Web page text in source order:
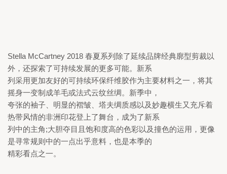
Stella McCartney 2018 春夏系列除了延续品牌经典廓型剪裁以
外，还探索了可持续发展的更多可能。新系
列采用更加友好的可持续环保纤维胶作为主要材料之一，将其
摇身一变制成羊毛或法式云纹丝绸。新季中，
夸张的袖子、明显的褶皱、塔夫绸质感以及妙趣横生又充斥着
热带风情的非洲印花登上了舞台，成为了新系
列中的主角;大胆夺目且饱和度高的色彩以及撞色的运用，更像
是寻常规则中的一点出乎意料，也是本季的
精彩看点之一。